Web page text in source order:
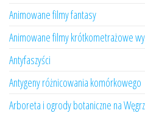
Animowane filmy fantasy
Animowane filmy krótkometrażowe
Antyfaszyści
Antygeny różnicowania komórkowego
Arboreta i ogrody botaniczne na